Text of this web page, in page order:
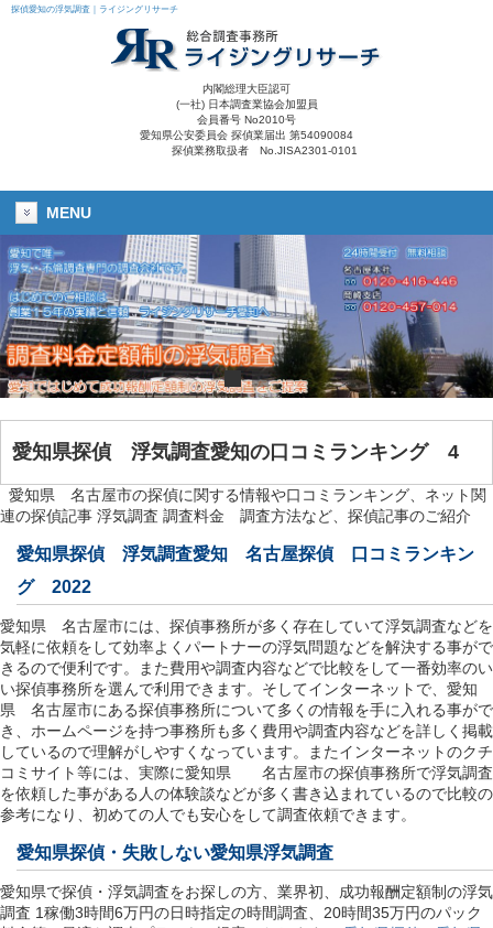
探偵愛知の浮気調査｜ライジングリサーチ
内閣総理大臣認可
(一社) 日本調査業協会加盟員
会員番号 No2010号
愛知県公安委員会 探偵業届出 第54090084
探偵業務取扱者 No.JISA2301-0101
MENU
愛知県探偵 浮気調査愛知の口コミランキング 4
愛知県 名古屋市の探偵に関する情報や口コミランキング、ネット関
連の探偵記事 浮気調査 調査料金 調査方法など、探偵記事のご紹介
愛知県探偵 浮気調査愛知 名古屋探偵 口コミランキン
グ 2022
愛知県 名古屋市には、探偵事務所が多く存在していて浮気調査などを
気軽に依頼をして効率よくパートナーの浮気問題などを解決する事がで
きるので便利です。また費用や調査内容などで比較をして一番効率のい
い探偵事務所を選んで利用できます。そしてインターネットで、愛知
県 名古屋市にある探偵事務所について多くの情報を手に入れる事がで
き、ホームページを持つ事務所も多く費用や調査内容などを詳しく掲載
しているので理解がしやすくなっています。またインターネットのクチ
コミサイト等には、実際に愛知県 名古屋市の探偵事務所で浮気調査
を依頼した事がある人の体験談などが多く書き込まれているので比較の
参考になり、初めての人でも安心をして調査依頼できます。
愛知県探偵・失敗しない愛知県浮気調査
愛知県で探偵・浮気調査をお探しの方、業界初、成功報酬定額制の浮気
調査 1稼働3時間6万円の日時指定の時間調査、20時間35万円のパック